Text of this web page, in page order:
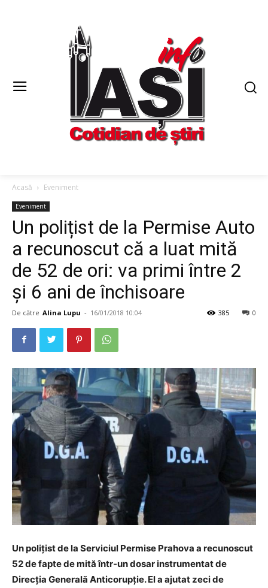
Acasă Eveniment
Eveniment
Un polițist de la Permise Auto
a recunoscut că a luat mită
de 52 de ori: va primi între 2
și 6 ani de închisoare
De către Alina Lupu - 16/01/2018 10:04 0
385
Un poliţist de la Serviciul Permise Prahova a recunoscut
52 de fapte de mită într-un dosar instrumentat de
Direcţia Generală Anticorupţie. El a ajutat zeci de